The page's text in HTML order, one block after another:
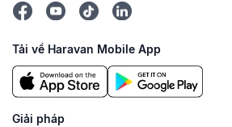
Tải về Haravan Mobile App
Giải pháp